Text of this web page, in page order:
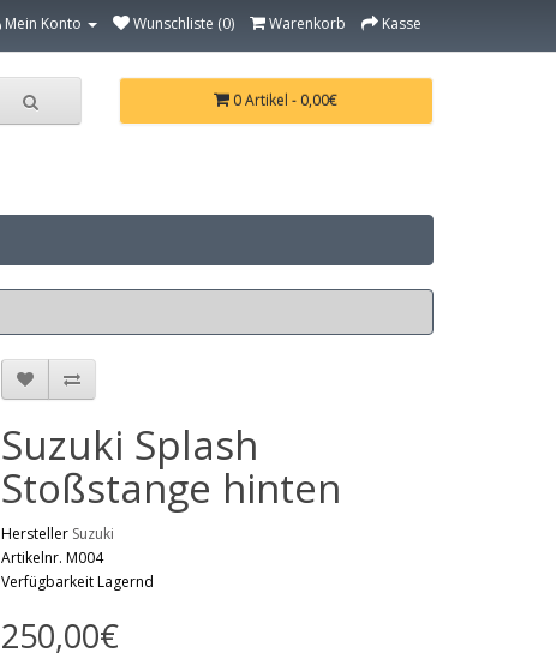
Mein Konto Wunschliste (0) Warenkorb Kasse
0 Artikel - 0,00€
Suzuki Splash
Stoßstange hinten
Hersteller Suzuki
Artikelnr. M004
Verfügbarkeit Lagernd
250,00€